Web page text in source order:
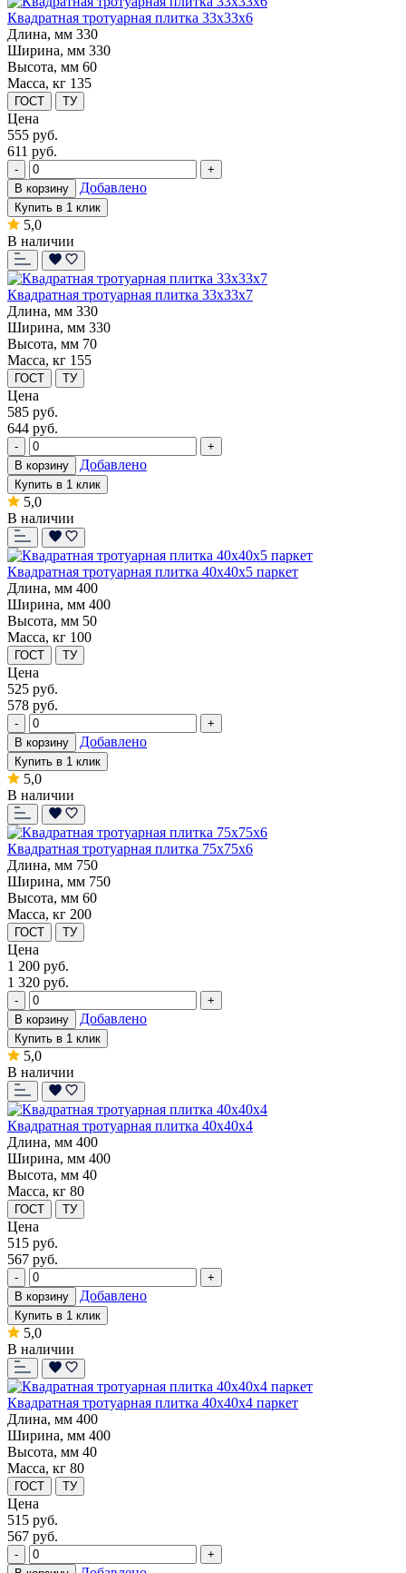
Квадратная тротуарная плитка 33x33x6
Длина, мм 330
Ширина, мм 330
Высота, мм 60
Масса, кг 135
ГОСТ ТУ
Цена
555 руб.
611 руб.
-
+
В корзину
Добавлено
Купить в 1 клик
5,0
В наличии
Квадратная тротуарная плитка 33x33x7
Длина, мм 330
Ширина, мм 330
Высота, мм 70
Масса, кг 155
ГОСТ ТУ
Цена
585 руб.
644 руб.
-
+
В корзину
Добавлено
Купить в 1 клик
5,0
В наличии
Квадратная тротуарная плитка 40х40х5 паркет
Длина, мм 400
Ширина, мм 400
Высота, мм 50
Масса, кг 100
ГОСТ ТУ
Цена
525 руб.
578 руб.
-
+
В корзину
Добавлено
Купить в 1 клик
5,0
В наличии
Квадратная тротуарная плитка 75x75x6
Длина, мм 750
Ширина, мм 750
Высота, мм 60
Масса, кг 200
ГОСТ ТУ
Цена
1 200 руб.
1 320 руб.
-
+
В корзину
Добавлено
Купить в 1 клик
5,0
В наличии
Квадратная тротуарная плитка 40x40x4
Длина, мм 400
Ширина, мм 400
Высота, мм 40
Масса, кг 80
ГОСТ ТУ
Цена
515 руб.
567 руб.
-
+
В корзину
Добавлено
Купить в 1 клик
5,0
В наличии
Квадратная тротуарная плитка 40x40x4 паркет
Длина, мм 400
Ширина, мм 400
Высота, мм 40
Масса, кг 80
ГОСТ ТУ
Цена
515 руб.
567 руб.
-
+